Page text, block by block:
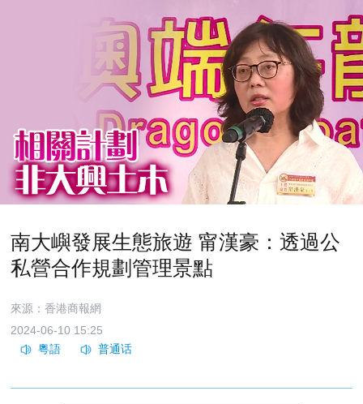
南大嶼發展生態旅遊 甯漢豪：透過公
私營合作規劃管理景點
來源：香港商報網
2024-06-10 15:25